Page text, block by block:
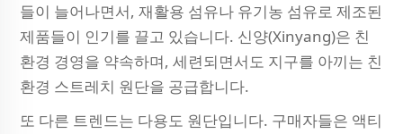
들이 늘어나면서, 재활용 섬유나 유기농 섬유로 제조된
제품들이 인기를 끌고 있습니다. 신양(Xinyang)은 친
환경 경영을 약속하며, 세련되면서도 지구를 아끼는 친
환경 스트레치 원단을 공급합니다.
또 다른 트렌드는 다용도 원단입니다. 구매자들은 액티